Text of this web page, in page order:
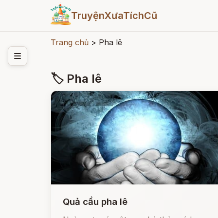
TruyệnXưaTíchCũ
Trang chủ > Pha lê
🏷 Pha lê
Quả cầu pha lê